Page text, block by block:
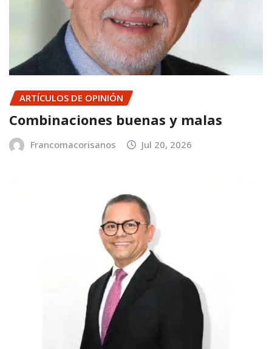
ARTÍCULOS DE OPINIÓN
Combinaciones buenas y malas
Francomacorisanos Jul 20, 2026